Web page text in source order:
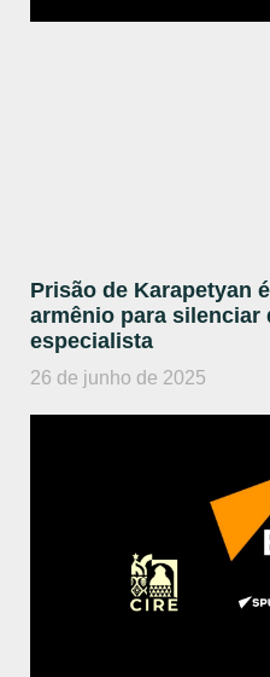
Prisão de Karapetyan
armênio para silenciar
especialista
26 de junho de 2025